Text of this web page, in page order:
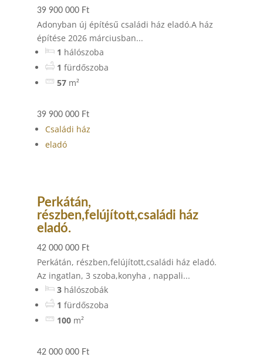
39 900 000 Ft
Adonyban új építésű családi ház eladó.A ház
építése 2026 márciusban...
1 hálószoba
1 fürdőszoba
57 m²
39 900 000 Ft
Családi ház
eladó
Perkátán,
részben,felújított,családi ház
eladó.
42 000 000 Ft
Perkátán, részben,felújított,családi ház eladó.
Az ingatlan, 3 szoba,konyha , nappali...
3 hálószobák
1 fürdőszoba
100 m²
42 000 000 Ft